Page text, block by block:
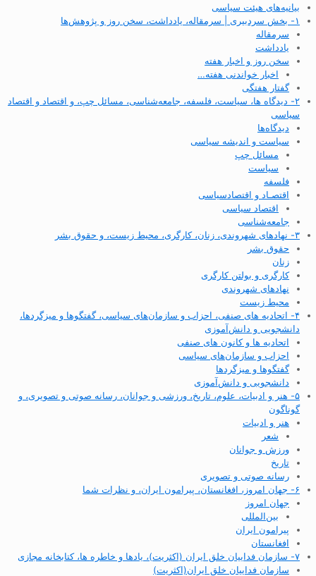
بیانیه‌های هیئت سیاسی
۱- بخش سردبیری | سرمقاله، یادداشت، سخن روز و پژوهش‌ها
سرمقاله
یادداشت
سخن روز و اخبار هفته
اخبار خواندنی هفته…
گفتار هفتگی
۲- دیدگاه ها، سیاست، فلسفه، جامعه‌شناسی، مسائل چپ، و اقتصاد و اقتصاد
سیاسی
دیدگاه‌ها
سیاست و اندیشه سیاسی
مسائل چپ
سیاست
فلسفه
اقتصـاد و اقتصاد‌سیاسی
اقتصاد سیاسی
جامعه‌شناسی
۳- نهادهای شهروندی، زنان، کارگری، محیط زیست، و حقوق بشر
حقوق بشر
زنان
کارگری و بولتن کارگری
نهادهای شهروندی
محیط زیست
۴- اتحادیه های صنفی، احزاب و سازمان‌های سیاسی، گفتگوها و میزگردها،
دانشجویی و دانش‌آموزی
اتحادیه ها و کانون های صنفی
احزاب و سازمان‌های سیاسی
گفتگوها و میزگردها
دانشجویی و دانش‌آموزی
۵- هنر و ادبیات، علوم، تاریخ، ورزشی و جوانان، رسانه صوتی و تصویری، و
گوناگون
هنر و ادبیات
شعر
ورزش و جوانان
تاریخ
رسانه صوتی و تصویری
۶- جهان امروز، افغانستان، پیرامون ایران، و نظرات شما
جهان امروز
بین‌المللی
پیرامون ایران
افغانستان
۷- سازمان فداییان خلق ایران (اکثریت)، یادها و خاطره ها، کتابخانه مجازی
سازمان فداییان خلق ایران(اکثریت)